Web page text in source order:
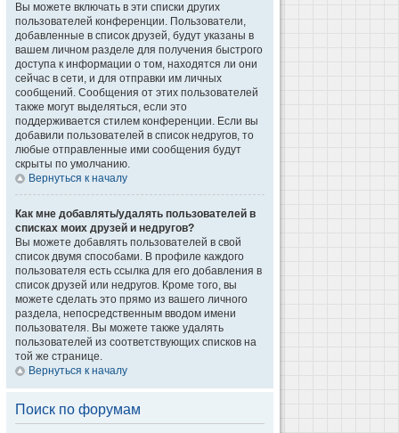
Вы можете включать в эти списки других
пользователей конференции. Пользователи,
добавленные в список друзей, будут указаны в
вашем личном разделе для получения быстрого
доступа к информации о том, находятся ли они
сейчас в сети, и для отправки им личных
сообщений. Сообщения от этих пользователей
также могут выделяться, если это
поддерживается стилем конференции. Если вы
добавили пользователей в список недругов, то
любые отправленные ими сообщения будут
скрыты по умолчанию.
Вернуться к началу
Как мне добавлять/удалять пользователей в
списках моих друзей и недругов?
Вы можете добавлять пользователей в свой
список двумя способами. В профиле каждого
пользователя есть ссылка для его добавления в
список друзей или недругов. Кроме того, вы
можете сделать это прямо из вашего личного
раздела, непосредственным вводом имени
пользователя. Вы можете также удалять
пользователей из соответствующих списков на
той же странице.
Вернуться к началу
Поиск по форумам